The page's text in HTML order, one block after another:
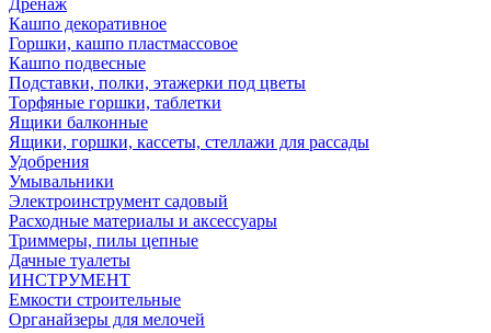
Дренаж
Кашпо декоративное
Горшки, кашпо пластмассовое
Кашпо подвесные
Подставки, полки, этажерки под цветы
Торфяные горшки, таблетки
Ящики балконные
Ящики, горшки, кассеты, стеллажи для рассады
Удобрения
Умывальники
Электроинструмент садовый
Расходные материалы и аксессуары
Триммеры, пилы цепные
Дачные туалеты
ИНСТРУМЕНТ
Емкости строительные
Органайзеры для мелочей